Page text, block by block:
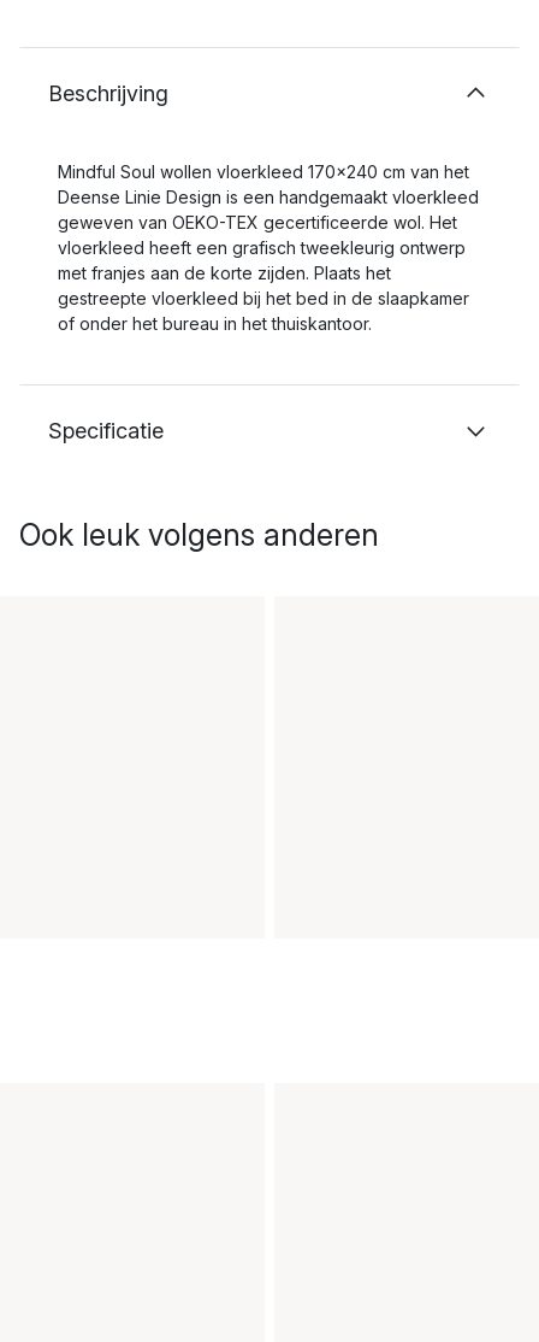
Beschrijving
Mindful Soul wollen vloerkleed 170x240 cm van het
Deense Linie Design is een handgemaakt vloerkleed
geweven van OEKO-TEX gecertificeerde wol. Het
vloerkleed heeft een grafisch tweekleurig ontwerp
met franjes aan de korte zijden. Plaats het
gestreepte vloerkleed bij het bed in de slaapkamer
of onder het bureau in het thuiskantoor.
Specificatie
Ook leuk volgens anderen